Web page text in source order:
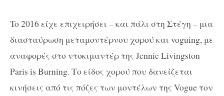
To 2016 είχε επιχειρήσει – και πάλι στη Στέγη – μια
διασταύρωση μεταμοντέρνου χορού και voguing, με
αναφορές στο ντοκιμαντέρ της Jennie Livingston
Paris is Burning. Το είδος χορού που δανείζεται
κινήσεις από τις πόζες των μοντέλων της Vogue τον